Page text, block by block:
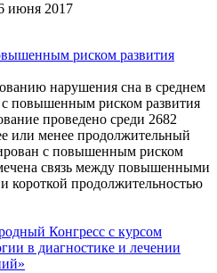
июня 2017
риском развития
нарушения сна в среднем
с повышенным риском развития
проведено среди 2682
или менее продолжительный
с повышенным риском
связь между повышенными
короткой продолжительностью
Конгресс с курсом
в диагностике и лечении